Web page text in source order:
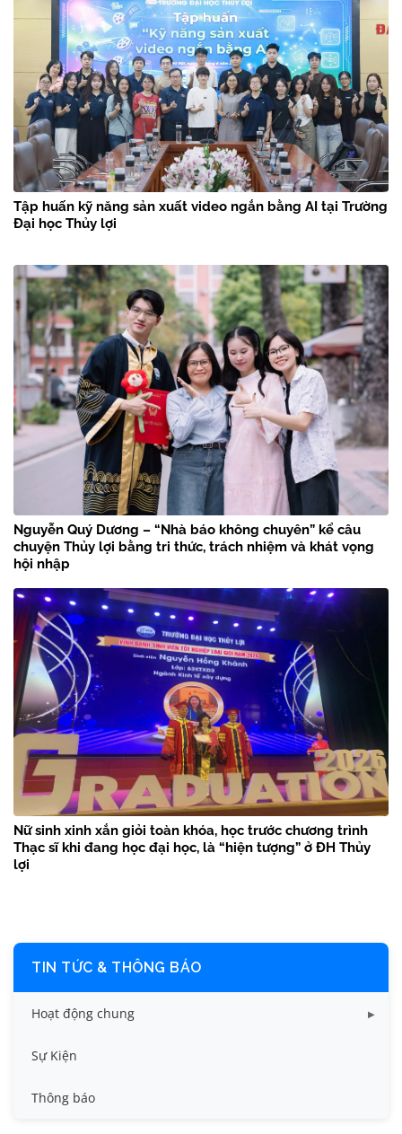
Tập huấn kỹ năng sản xuất video ngắn bằng AI tại Trường
Đại học Thủy lợi
Nguyễn Quý Dương – “Nhà báo không chuyên” kể câu
chuyện Thủy lợi bằng tri thức, trách nhiệm và khát vọng
hội nhập
Nữ sinh xinh xắn giỏi toàn khóa, học trước chương trình
Thạc sĩ khi đang học đại học, là “hiện tượng” ở ĐH Thủy
lợi
TIN TỨC & THÔNG BÁO
Hoạt động chung
Tin công tác sinh viên
Tin đào tạo
Sự Kiện
Thông báo